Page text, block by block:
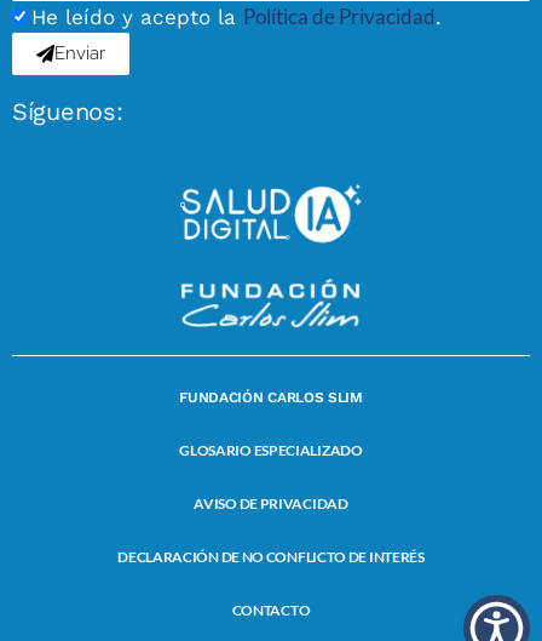
He leído y acepto la Política de Privacidad.
Enviar
Síguenos:
FUNDACIÓN CARLOS SLIM
GLOSARIO ESPECIALIZADO
AVISO DE PRIVACIDAD
DECLARACIÓN DE NO CONFLICTO DE INTERÉS
CONTACTO